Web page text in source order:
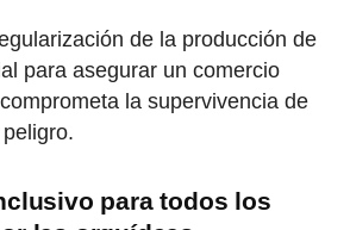
de la producción de
para asegurar un comercio
la supervivencia de
para todos los